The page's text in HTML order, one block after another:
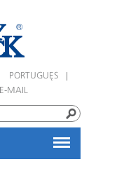
PORTUGUÊS
E-MAIL